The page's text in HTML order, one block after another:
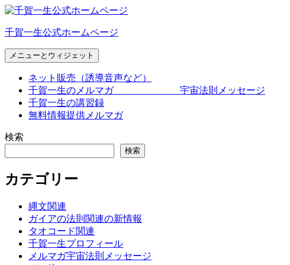
コ
テ
ン
ツ
千賀一生公式ホームページ
メニューとウィジェット
ネット販売（誘導音声など）
千賀一生のメルマガ 宇宙法則メッセージ
千賀一生の講習録
無料情報提供メルマガ
検索
検索
カテゴリー
縄文関連
ガイアの法則関連の新情報
タオコード関連
千賀一生プロフィール
メルマガ宇宙法則メッセージ